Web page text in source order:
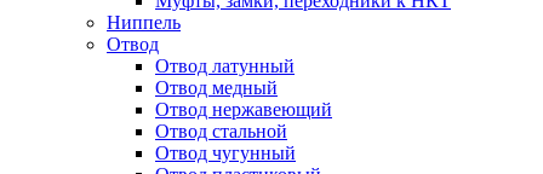
Ниппель
Отвод
Отвод латунный
Отвод медный
Отвод нержавеющий
Отвод стальной
Отвод чугунный